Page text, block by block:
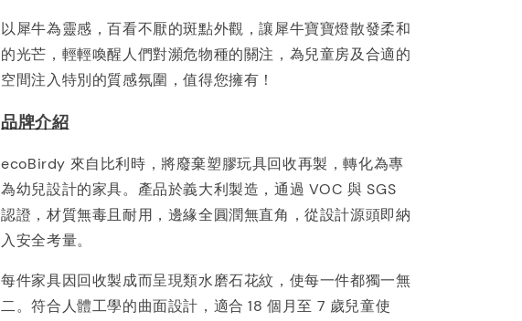
以犀牛為靈感，百看不厭的斑點外觀，讓犀牛寶寶燈散發柔和
的光芒，輕輕喚醒人們對瀕危物種的關注，為兒童房及合適的
空間注入特別的質感氛圍，值得您擁有！
品牌介紹
ecoBirdy 來自比利時，將廢棄塑膠玩具回收再製，轉化為專
為幼兒設計的家具。產品於義大利製造，通過 VOC 與 SGS
認證，材質無毒且耐用，邊緣全圓潤無直角，從設計源頭即納
入安全考量。
每件家具因回收製成而呈現類水磨石花紋，使每一件都獨一無
二。符合人體工學的曲面設計，適合 18 個月至 7 歲兒童使